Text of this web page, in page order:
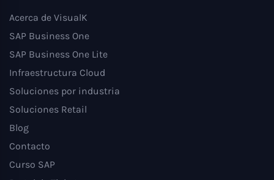
Acerca de VisualK
SAP Business One
SAP Business One Lite
Infraestructura Cloud
Soluciones por industria
Soluciones Retail
Blog
Contacto
Curso SAP